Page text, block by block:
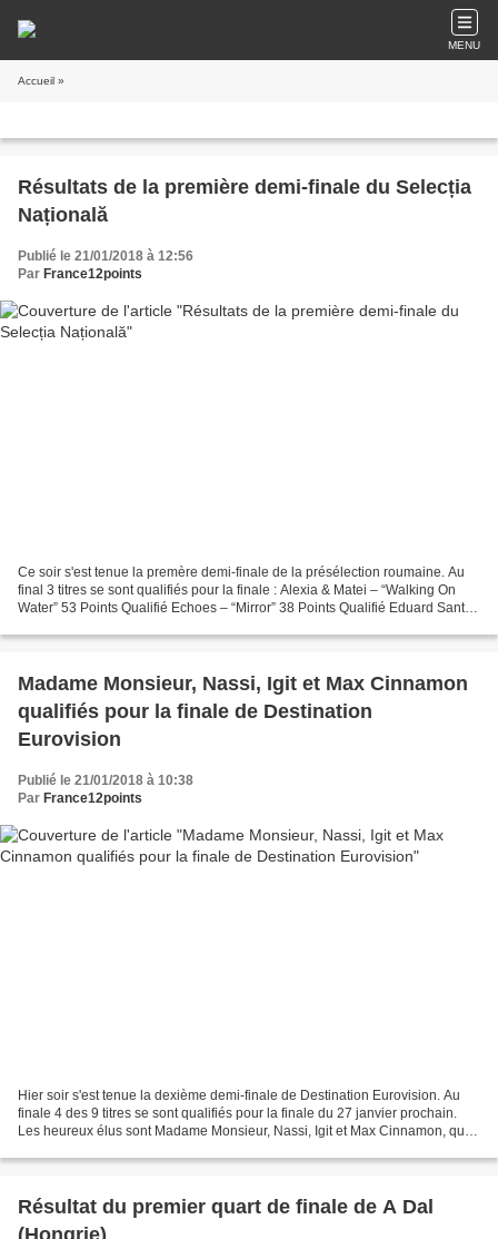
MENU
Accueil »
Résultats de la première demi-finale du Selecția
Națională
Publié le 21/01/2018 à 12:56
Par France12points
Ce soir s'est tenue la premère demi-finale de la présélection roumaine. Au
final 3 titres se sont qualifiés pour la finale : Alexia & Matei – “Walking On
Water” 53 Points Qualifié Echoes – “Mirror” 38 Points Qualifié Eduard Santha
Madame Monsieur, Nassi, Igit et Max Cinnamon
qualifiés pour la finale de Destination
Eurovision
Publié le 21/01/2018 à 10:38
Par France12points
Hier soir s'est tenue la dexième demi-finale de Destination Eurovision. Au
finale 4 des 9 titres se sont qualifiés pour la finale du 27 janvier prochain.
Les heureux élus sont Madame Monsieur, Nassi, Igit et Max Cinnamon, qui
Résultat du premier quart de finale de A Dal